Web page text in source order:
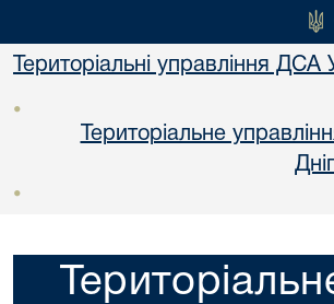
Територіальні управління ДСА
•
Територіальне
•